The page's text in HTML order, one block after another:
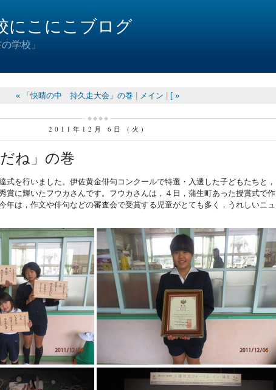
にこにこブログ
学校」
« 「快晴の中 持久走大会」の巻 メイン [ »
2011年12月 6日 (火)
ね」の巻
式を行いました。伊佐黄金俳句コンクールで特選・入選した子どもたちと，
賞に輝いたフウカさんです。フウカさんは，４日，蒲生町あった授賞式で作
年は，作文や俳句などの審査会で受賞する児童がとても多く，うれしいニュ